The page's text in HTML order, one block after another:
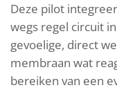
Deze pilot
wegs regel circuit
gevoelige, direct
membraan wat
bereiken van een